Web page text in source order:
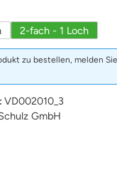
2-fach - 1 Loch
zu bestellen, melden
VD002010_3
GmbH